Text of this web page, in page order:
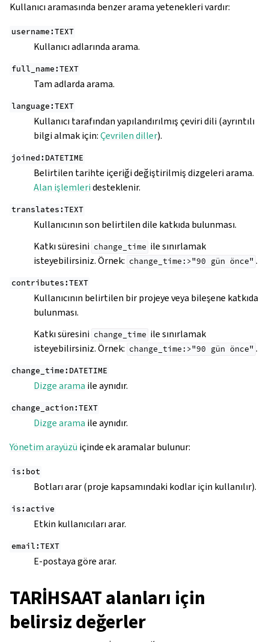
Kullanıcı aramasında benzer arama yetenekleri vardır:
username:TEXT
Kullanıcı adlarında arama.
full_name:TEXT
Tam adlarda arama.
language:TEXT
Kullanıcı tarafından yapılandırılmış çeviri dili (ayrıntılı
bilgi almak için:Çevrilen diller).
joined:DATETIME
Belirtilen tarihte içeriği değiştirilmiş dizgeleri arama.
Alan işlemleridesteklenir.
translates:TEXT
Kullanıcının son belirtilen dile katkıda bulunması.
Katkı süresini change_time ile sınırlamak
isteyebilirsiniz. Örnek: change_time:>"90 gün önce" .
contributes:TEXT
Kullanıcının belirtilen bir projeye veya bileşene katkıda
bulunması.
Katkı süresini change_time ile sınırlamak
isteyebilirsiniz. Örnek: change_time:>"90 gün önce" .
change_time:DATETIME
Dizge arama ile aynıdır.
change_action:TEXT
Dizge arama ile aynıdır.
Yönetim arayüzü içinde ek aramalar bulunur:
is:bot
Botları arar (proje kapsamındaki kodlar için kullanılır).
is:active
Etkin kullanıcıları arar.
email:TEXT
E-postaya göre arar.
TARİHSAAT alanları için
belirsiz değerler